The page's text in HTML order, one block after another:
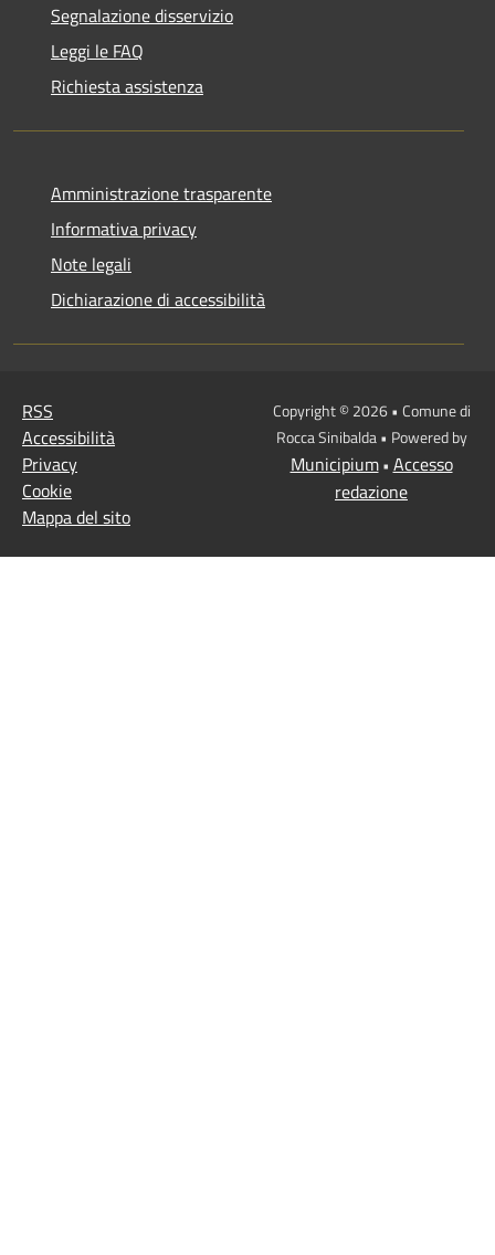
Segnalazione disservizio
Leggi le FAQ
Richiesta assistenza
Amministrazione trasparente
Informativa privacy
Note legali
Dichiarazione di accessibilità
RSS
Accessibilità
Privacy
Cookie
Mappa del sito
Copyright © 2026 • Comune di
Rocca Sinibalda • Powered by
Municipium• Accesso
redazione